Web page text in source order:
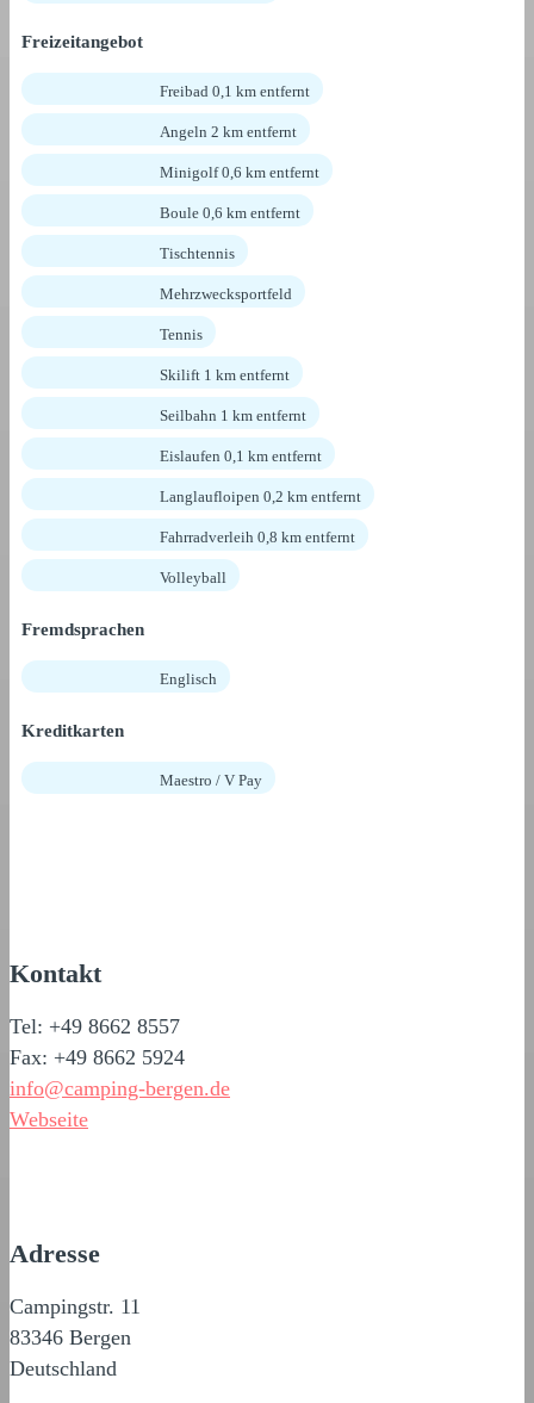
Freizeitangebot
Freibad 0,1 km entfernt
Angeln 2 km entfernt
Minigolf 0,6 km entfernt
Boule 0,6 km entfernt
Tischtennis
Mehrzwecksportfeld
Tennis
Skilift 1 km entfernt
Seilbahn 1 km entfernt
Eislaufen 0,1 km entfernt
Langlaufloipen 0,2 km entfernt
Fahrradverleih 0,8 km entfernt
Volleyball
Fremdsprachen
Englisch
Kreditkarten
Maestro / V Pay
Kontakt
Tel: +49 8662 8557
Fax: +49 8662 5924
info@camping-bergen.de
Webseite
Adresse
Campingstr. 11
83346 Bergen
Deutschland